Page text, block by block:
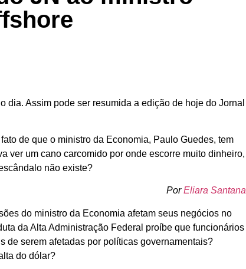
Assim pode ser resumida a edição de hoje do Jornal
de que o ministro da Economia, Paulo Guedes, tem
ver um cano carcomido por onde escorre muito dinheiro,
não existe?
PorEliara Santana
do ministro da Economia afetam seus negócios no
da Alta Administração Federal proíbe que funcionários
de serem afetadas por políticas governamentais?
do dólar?